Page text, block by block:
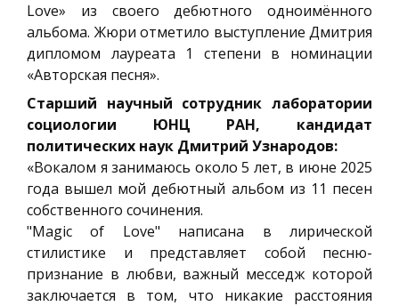
Love» из своего дебютного одноимённого
альбома. Жюри отметило выступление Дмитрия
дипломом лауреата 1 степени в номинации
«Авторская песня».
Старший научный сотрудник лаборатории
социологии ЮНЦ РАН, кандидат
политических наук Дмитрий Узнародов:
«Вокалом я занимаюсь около 5 лет, в июне 2025
года вышел мой дебютный альбом из 11 песен
собственного сочинения.
"Magic of Love" написана в лирической
стилистике и представляет собой песню-
признание в любви, важный месседж которой
заключается в том, что никакие расстояния